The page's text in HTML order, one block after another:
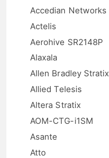
Accedian Networks
Actelis
Aerohive SR2148P
Alaxala
Allen Bradley Stratix
Allied Telesis
Altera Stratix
AOM-CTG-i1SM
Asante
Atto